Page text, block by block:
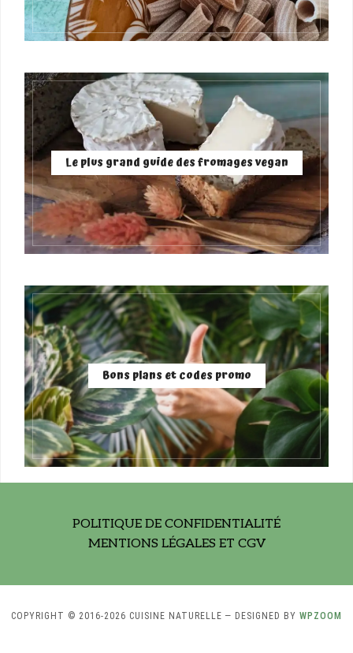
Le plus grand guide des fromages vegan
Bons plans et codes promo
POLITIQUE DE CONFIDENTIALITÉ
MENTIONS LÉGALES ET CGV
COPYRIGHT © 2016-2026 CUISINE NATURELLE — DESIGNED BY WPZOOM